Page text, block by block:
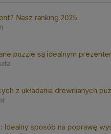
Nasz ranking 2025
puzzle są idealnym
z układania drewnianych
Idealny sposób na poprawę